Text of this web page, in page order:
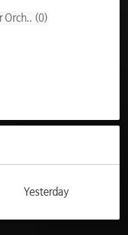
Orch.. (0)
Yesterday